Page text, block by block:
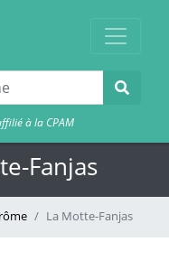
à la CPAM
Fanjas
La Motte-Fanjas